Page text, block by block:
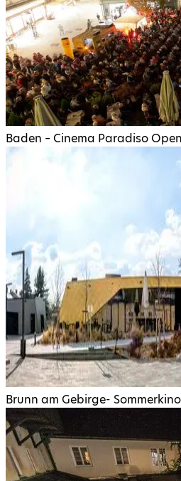
Baden – Cinema Paradiso
Brunn am Gebirge-